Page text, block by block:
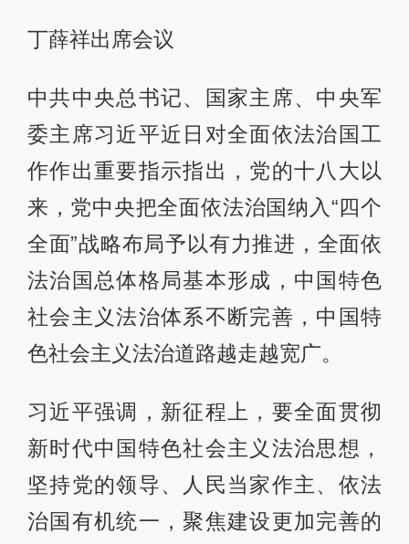
丁薛祥出席会议
中共中央总书记、国家主席、中央军
委主席习近平近日对全面依法治国工
作作出重要指示指出，党的十八大以
来，党中央把全面依法治国纳入“四个
全面”战略布局予以有力推进，全面依
法治国总体格局基本形成，中国特色
社会主义法治体系不断完善，中国特
色社会主义法治道路越走越宽广。
习近平强调，新征程上，要全面贯彻
新时代中国特色社会主义法治思想，
坚持党的领导、人民当家作主、依法
治国有机统一，聚焦建设更加完善的